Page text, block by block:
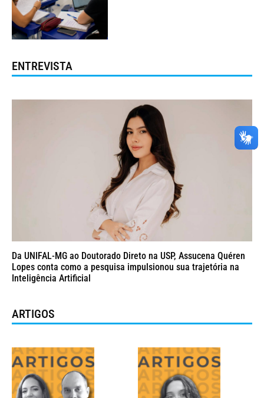
ENTREVISTA
Da UNIFAL-MG ao Doutorado Direto na USP, Assucena Quéren
Lopes conta como a pesquisa impulsionou sua trajetória na
Inteligência Artificial
ARTIGOS